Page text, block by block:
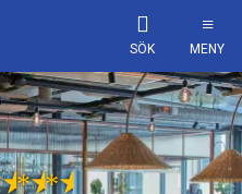
SÖK MENY
★★★